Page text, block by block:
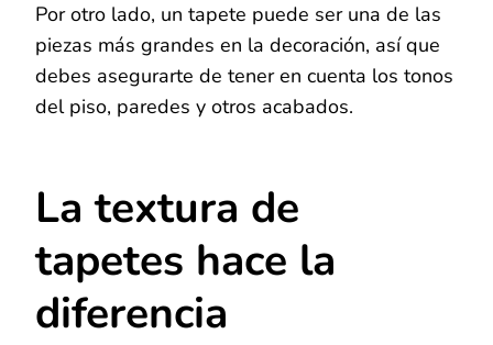
Por otro lado, un tapete puede ser una de las
piezas más grandes en la decoración, así que
debes asegurarte de tener en cuenta los tonos
del piso, paredes y otros acabados.
La textura de
tapetes hace la
diferencia